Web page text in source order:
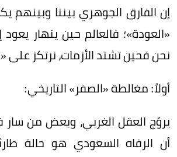
إن الفارق الجوهري بيننا
«العودة»؛ فالعالم حين ينهار يعود
نحن فحين تشتد الأزمات، نرتكز على
أولاً: مغالطة «الصفر» التاريخي:
يروّج العقل الغربي، وبعض من سار
أن الرفاه السعودي هو حالة